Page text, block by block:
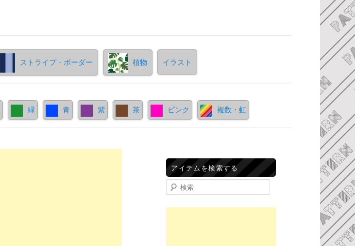
ストライプ・ボーダー 植物 イラスト
緑 青 紫 茶 ピンク 複数・虹
アイテムを検索する
検索